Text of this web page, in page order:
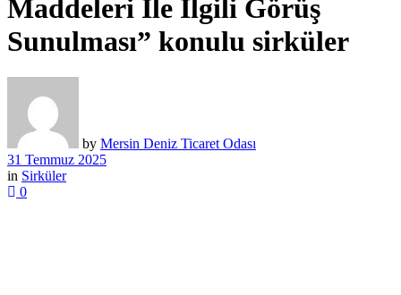
Maddeleri İle İlgili Görüş
Sunulması” konulu sirküler
by Mersin Deniz Ticaret Odası
31 Temmuz 2025
in Sirküler
0